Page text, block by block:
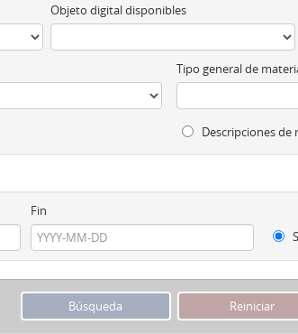
Objeto digital disponibles
Tipo general de
Descripciones de
Fin